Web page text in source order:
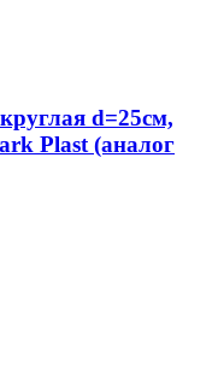
d=25см,
Plast (аналог